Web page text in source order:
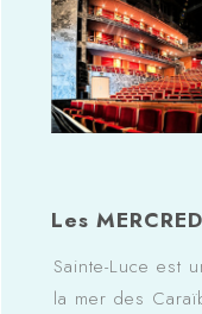
Les
Sainte-Luce est
la mer des